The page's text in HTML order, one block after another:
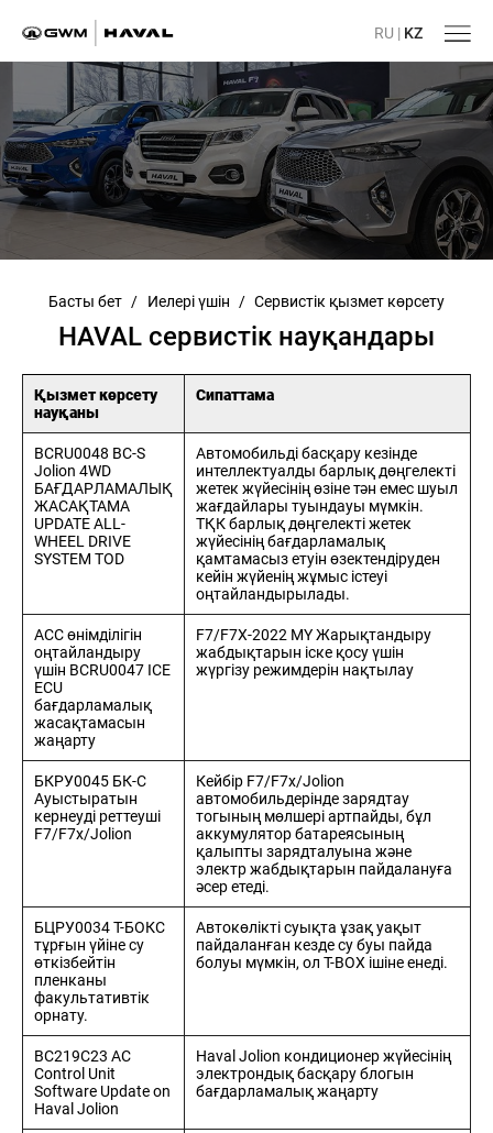
RU | KZ
Басты бет / Иелері үшін / Сервистік қызмет көрсету
HAVAL сервистік науқандары
Қызмет көрсету
науқаны
Сипаттама
BCRU0048 BC-S
Jolion 4WD
БАҒДАРЛАМАЛЫҚ
ЖАСАҚТАМА
UPDATE ALL-
WHEEL DRIVE
SYSTEM TOD
Автомобильді басқару кезінде
интеллектуалды барлық дөңгелекті
жетек жүйесінің өзіне тән емес шуыл
жағдайлары туындауы мүмкін.
ТҚК барлық дөңгелекті жетек
жүйесінің бағдарламалық
қамтамасыз етуін өзектендіруден
кейін жүйенің жұмыс істеуі
оңтайландырылады.
ACC өнімділігін
оңтайландыру
үшін BCRU0047 ICE
ECU
бағдарламалық
жасақтамасын
жаңарту
F7/F7X-2022 MY Жарықтандыру
жабдықтарын іске қосу үшін
жүргізу режимдерін нақтылау
БКРУ0045 БК-С
Ауыстыратын
кернеуді реттеуші
F7/F7x/Jolion
Кейбір F7/F7x/Jolion
автомобильдерінде зарядтау
тогының мөлшері артпайды, бұл
аккумулятор батареясының
қалыпты зарядталуына және
электр жабдықтарын пайдалануға
әсер етеді.
БЦРУ0034 Т-БОКС
тұрғын үйіне су
өткізбейтін
пленканы
факультативтік
орнату.
Автокөлікті суықта ұзақ уақыт
пайдаланған кезде су буы пайда
болуы мүмкін, ол T-BOX ішіне енеді.
BC219C23 AC
Control Unit
Software Update on
Haval Jolion
Haval Jolion кондиционер жүйесінің
электрондық басқару блогын
бағдарламалық жаңарту